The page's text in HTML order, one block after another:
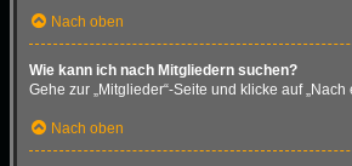
Nach oben
Wie kann ich nach Mitgliedern suchen?
Gehe zur „Mitglieder“-Seite und klicke auf „Nach
Nach oben